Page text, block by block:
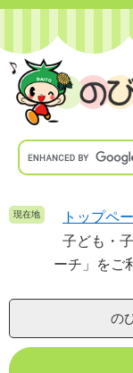
ペ
ジ
の
メ
ュ
ー
現在地 トップペ
子ども・
ーチ」をご
の
本